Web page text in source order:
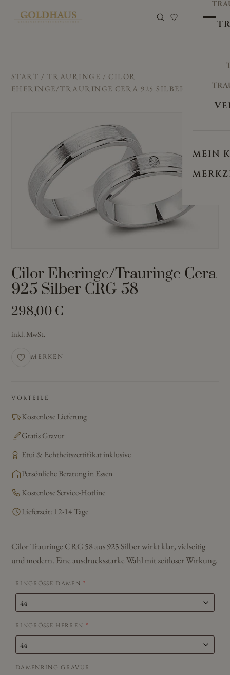
MEIN
START / TRAURINGE / CILOR
EHERINGE/TRAURINGE CERA 925 SILBER CRG-58
Cilor Eheringe/Trauringe Cera
925 Silber CRG-58
298,00 €
inkl. MwSt.
MERKEN
VORTEILE
Kostenlose Lieferung
Gratis Gravur
Etui & Echtheitszertifikat inklusive
Persönliche Beratung in Essen
Kostenlose Service-Hotline
Lieferzeit: 12-14 Tage
Cilor Trauringe CRG 58 aus 925 Silber wirkt klar, vielseitig
und modern. Eine ausdrucksstarke Wahl mit zeitloser Wirkung.
RINGRÖSSE DAMEN *
RINGRÖSSE HERREN *
DAMENRING GRAVUR